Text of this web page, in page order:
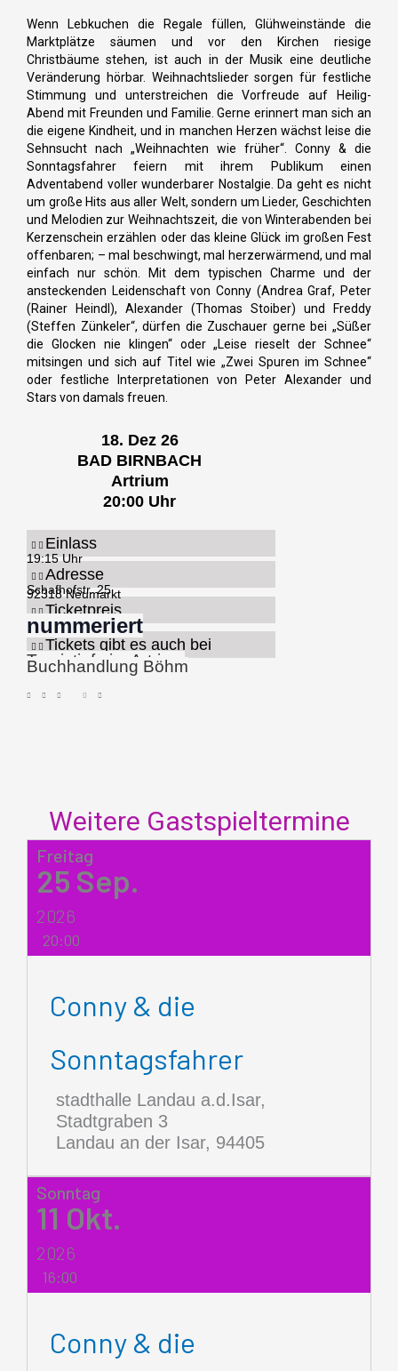
Wenn Lebkuchen die Regale füllen, Glühweinstände die
Marktplätze säumen und vor den Kirchen riesige
Christbäume stehen, ist auch in der Musik eine deutliche
Veränderung hörbar. Weihnachtslieder sorgen für festliche
Stimmung und unterstreichen die Vorfreude auf Heilig-
Abend mit Freunden und Familie. Gerne erinnert man sich an
die eigene Kindheit, und in manchen Herzen wächst leise die
Sehnsucht nach „Weihnachten wie früher“. Conny & die
Sonntagsfahrer feiern mit ihrem Publikum einen
Adventabend voller wunderbarer Nostalgie. Da geht es nicht
um große Hits aus aller Welt, sondern um Lieder, Geschichten
und Melodien zur Weihnachtszeit, die von Winterabenden bei
Kerzenschein erzählen oder das kleine Glück im großen Fest
offenbaren; – mal beschwingt, mal herzerwärmend, und mal
einfach nur schön. Mit dem typischen Charme und der
ansteckenden Leidenschaft von Conny (Andrea Graf, Peter
(Rainer Heindl), Alexander (Thomas Stoiber) und Freddy
(Steffen Zünkeler“, dürfen die Zuschauer gerne bei „Süßer
die Glocken nie klingen“ oder „Leise rieselt der Schnee“
mitsingen und sich auf Titel wie „Zwei Spuren im Schnee“
oder festliche Interpretationen von Peter Alexander und
Stars von damals freuen.
18. Dez 26
BAD BIRNBACH
Artrium
20:00 Uhr
Einlass
19:15 Uhr
Adresse
Schafhofstr. 25
92318 Neumarkt
Ticketpreis
nummeriert
Tickets gibt es auch bei
Touristinfo im Artrium
Buchhandlung Böhm
Weitere Gastspieltermine
Freitag
25 Sep.
2026
20:00
Conny & die
Sonntagsfahrer
stadthalle Landau a.d.Isar,
Stadtgraben 3
Landau an der Isar, 94405
Sonntag
11 Okt.
2026
16:00
Conny & die